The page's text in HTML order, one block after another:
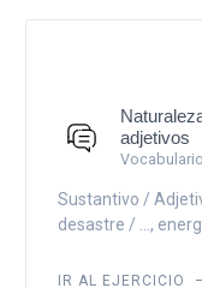
adjetivos
Vocabulario
Sustantivo /
desastre / ...,
IR AL EJERCICIO